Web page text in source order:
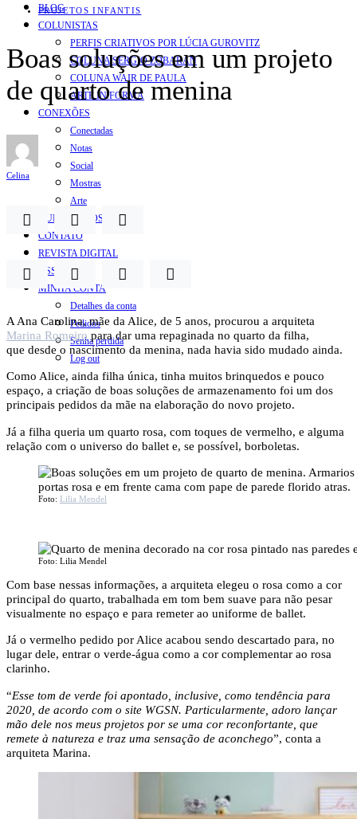
BLOG
COLUNISTAS
PERFIS CRIATIVOS POR LÚCIA GUROVITZ
COLUNA SERGIO ZOBARAN
COLUNA WAIR DE PAULA
ARTE.IN.FORMA
CONEXÕES
Conectadas
Notas
Social
Mostras
Arte
QUEM SOMOS
CONTATO
REVISTA DIGITAL
ASSINE
MINHA CONTA
Detalhes da conta
Pedidos
Senha perdida
Log out
PROJETOS INFANTIS
Boas soluções em um projeto
de quarto de menina
Celina
A Ana Carolina, mãe da Alice, de 5 anos, procurou a arquiteta
Marina Romeiro para dar uma repaginada no quarto da filha,
que desde o nascimento da menina, nada havia sido mudado ainda.
Como Alice, ainda filha única, tinha muitos brinquedos e pouco
espaço, a criação de boas soluções de armazenamento foi um dos
principais pedidos da mãe na elaboração do novo projeto.
Já a filha queria um quarto rosa, com toques de vermelho, e alguma
relação com o universo do ballet e, se possível, borboletas.
Foto: Lilia Mendel
Foto: Lilia Mendel
Com base nessas informações, a arquiteta elegeu o rosa como a cor
principal do quarto, trabalhada em tom bem suave para não pesar
visualmente no espaço e para remeter ao uniforme de ballet.
Já o vermelho pedido por Alice acabou sendo descartado para, no
lugar dele, entrar o verde-água como a cor complementar ao rosa
clarinho.
“Esse tom de verde foi apontado, inclusive, como tendência para
2020, de acordo com o site WGSN. Particularmente, adoro lançar
mão dele nos meus projetos por se uma cor reconfortante, que
remete à natureza e traz uma sensação de aconchego”, conta a
arquiteta Marina.